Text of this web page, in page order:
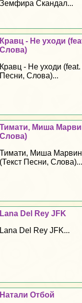
Земфира Скандал...
Кравц - Не уходи
Слова)
Кравц - Не уходи
Песни, Слова)...
Тимати, Миша
Слова)
Тимати, Миша Марвин
(Текст Песни, Слова)...
Lana Del Rey JFK
Lana Del Rey JFK...
Натали Отбой